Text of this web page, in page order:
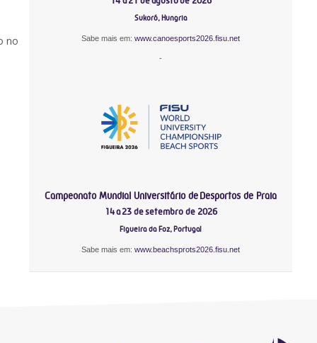
no
Sukoró, Hungria
Sabe mais em:www.canoesports2026.fisu.net
-
Campeonato Mundial Universitário de Desportos de Praia
14 a 23 de setembro de 2026
Figueira da Foz, Portugal
Sabe mais em:www.beachsprots2026.fisu.net